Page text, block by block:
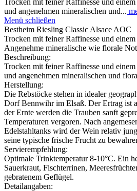
und angenehmen mineralischen und...
Menü schließen
Bestheim Riesling Classic Alsace AOC
Trocken mit feiner Raffinesse und
Angenehme mineralische wie florale
Beschreibung:
Trocken mit feiner Raffinesse und
und angenehmen mineralischen und
Herstellung:
Die Rebstöcke stehen in idealer
Dorf Bennwihr im Elsaß. Der Ertrag ist
der Ernte werden die Trauben sanft
Temperaturen vergoren. Nach
Edelstahltanks wird der Wein relativ
seine typische frische Frucht zu
Servierempfehlung:
Optimale Trinktemperatur 8-10°C. Ein
Sauerkraut, Fischterrinen,
gebratenem Geflügel.
Detailangaben: